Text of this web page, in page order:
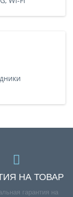
НА ТОВАР
гарантия на